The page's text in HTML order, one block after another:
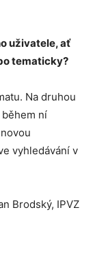
uživatele, ať
tematicky?
Na druhou
ní
vyhledávání v
Brodský, IPVZ